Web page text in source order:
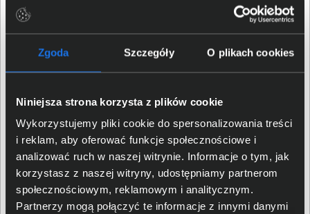
Zgoda Szczegóły O plikach cookies
Niniejsza strona korzysta z plików cookie
Wykorzystujemy pliki cookie do spersonalizowania treści
i reklam, aby oferować funkcje społecznościowe i
analizować ruch w naszej witrynie. Informacje o tym, jak
korzystasz z naszej witryny, udostępniamy partnerom
społecznościowym, reklamowym i analitycznym.
Partnerzy mogą połączyć te informacje z innymi danymi
3-letnia gwarancja
produktu wymaga
rejestracji na stronie
producenta
Właściwości fizyczne
Wysokość (mm) 68
Szerokość (mm) 157
Głębokość (mm) 149